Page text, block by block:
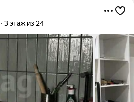
3 этаж из 24